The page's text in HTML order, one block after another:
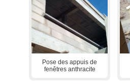
Pose des appuis de
fenêtres anthracite